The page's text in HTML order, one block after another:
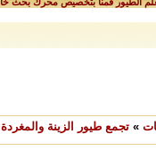
» تجمع طيور الزينة والمغردة